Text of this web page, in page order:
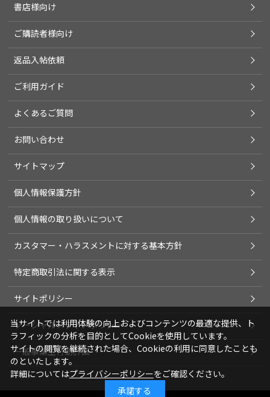
書店様向け
ご購読者様向け
返品入帖依頼
ご利用ガイド
よくあるご質問
お問い合わせ
サイトマップ
個人情報保護方針
個人情報の取り扱いについて
カスタマー・ハラスメントに対する基本方針
特定商取引法に関する表示
サイトポリシー
ソーシャルメディアポリシー
一般事業主行動計画
当サイトでは利用体験の向上およびコンテンツの最適な提供、ト
ラフィックの分析を目的としてCookieを使用しています。
サイトの閲覧を継続された場合、Cookieの利用に同意したことも
のといたします。
詳細についてはプライバシーポリシーをご確認ください。
承諾する